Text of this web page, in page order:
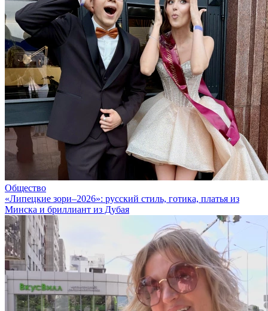
Общество
«Липецкие зори–2026»: русский стиль, готика, платья из
Минска и бриллиант из Дубая